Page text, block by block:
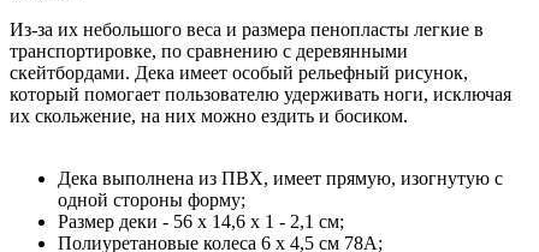
Из-за их небольшого веса и размера пенопласты легкие в
транспортировке, по сравнению с деревянными
скейтбордами. Дека имеет особый рельефный рисунок,
который помогает пользователю удерживать ноги, исключая
их скольжение, на них можно ездить и босиком.
Дека выполнена из ПВХ, имеет прямую, изогнутую с
одной стороны форму;
Размер деки - 56 x 14,6 x 1 - 2,1 см;
Полиуретановые колеса 6 x 4,5 см 78A;